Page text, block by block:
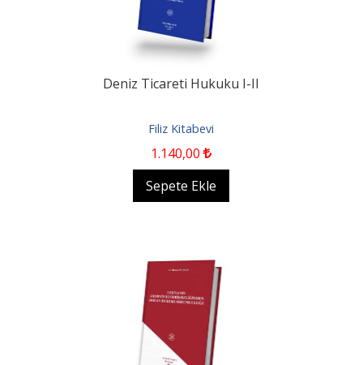
Deniz Ticareti Hukuku I-II
Filiz Kitabevi
1.140,00
Sepete Ekle